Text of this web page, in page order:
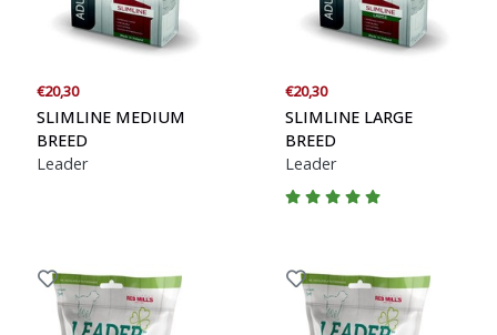
€20,30
SLIMLINE MEDIUM
BREED
Leader
€20,30
SLIMLINE LARGE
BREED
Leader